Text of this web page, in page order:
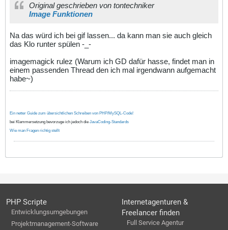
Original geschrieben von tontechniker
Image Funktionen
Na das würd ich bei gif lassen... da kann man sie auch gleich
das Klo runter spülen -_-
imagemagick rulez (Warum ich GD dafür hasse, findet man in
einem passenden Thread den ich mal irgendwann aufgemacht
habe~)
Ein netter Guide zum übersichtlichen Schreiben von PHP/MySQL-Code!
bei Klammersetzung bevorzuge ich jedoch die JavaCoding-Standards
Wie man Fragen richtig stellt
PHP Scripte
Entwicklungsumgebungen
Projektmanagement-Software
Internetagenturen &
Freelancer finden
Full Service Agentur